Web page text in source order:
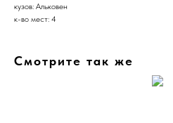
кузов: Альковен
к-во мест: 4
Смотрите так же